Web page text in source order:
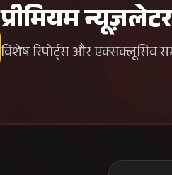
प्रीमियम न्यूज़लेटर
विशेष रिपोर्ट्स और एक्सक्लूसिव